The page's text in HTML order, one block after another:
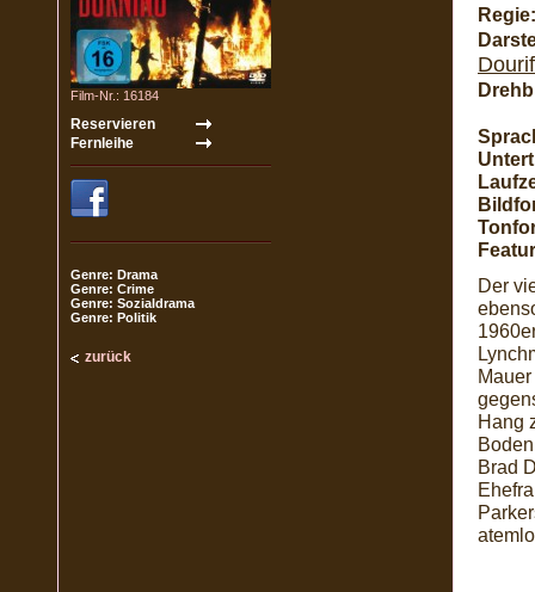
Film-Nr.: 16184
Genre: Drama
Genre: Crime
Genre: Sozialdrama
Genre: Politik
zurück
Regie:
Dourif
Der
Hang
Brad